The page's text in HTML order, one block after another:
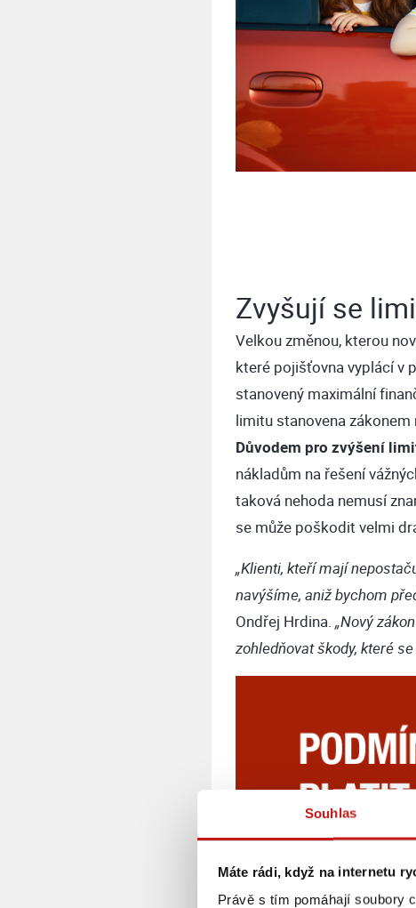
Souhlas
Máte rádi, když na internetu
Právě s tím pomáhají soubory
Zvyšují se
Velkou změnou, kterou
které pojišťovna vyplácí v
stanovený maximální
limitu stanovena zákonem
Důvodem pro zvýšení
nákladům na řešení
taková nehoda nemusí
se může poškodit velmi
„Klienti, kteří mají
navýšíme, aniž bychom
Ondřej Hrdina. „Nový
zohledňovat škody, které